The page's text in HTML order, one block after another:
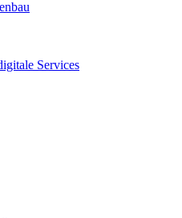
Services